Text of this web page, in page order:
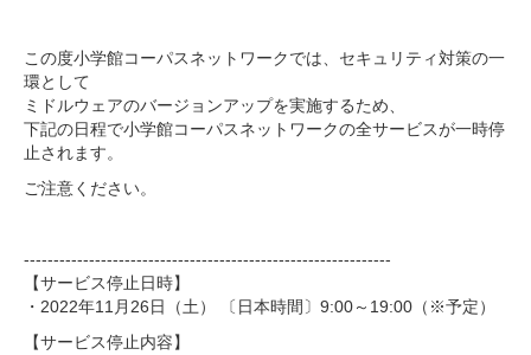
この度小学館コーパスネットワークでは、セキュリティ対策の一
環として
ミドルウェアのバージョンアップを実施するため、
下記の日程で小学館コーパスネットワークの全サービスが一時停
止されます。
ご注意ください。
--------------------------------------------------------------
【サービス停止日時】
・2022年11月26日（土） 〔日本時間〕9:00～19:00（※予定）
【サービス停止内容】